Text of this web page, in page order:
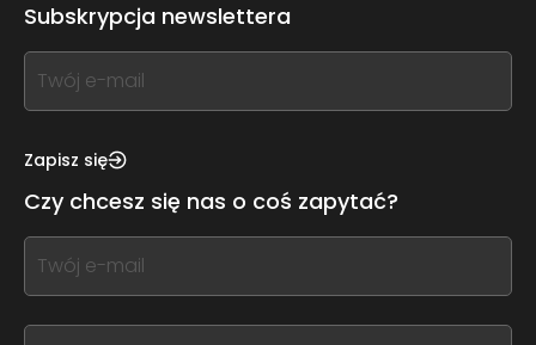
Subskrypcja newslettera
If
you
this,
this
form
field
blank
Zapisz się
Czy chcesz się nas o coś zapytać?
If
you